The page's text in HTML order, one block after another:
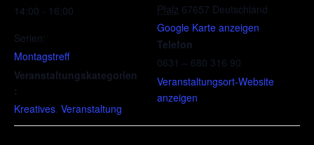
14:00 - 16:00
Serien:
Montagstreff
Veranstaltungskategorien
:
Kreatives, Veranstaltung
Pfalz 67657 Deutschland
Google Karte anzeigen
Telefon
0631 – 680 316 90
Veranstaltungsort-Website
anzeigen